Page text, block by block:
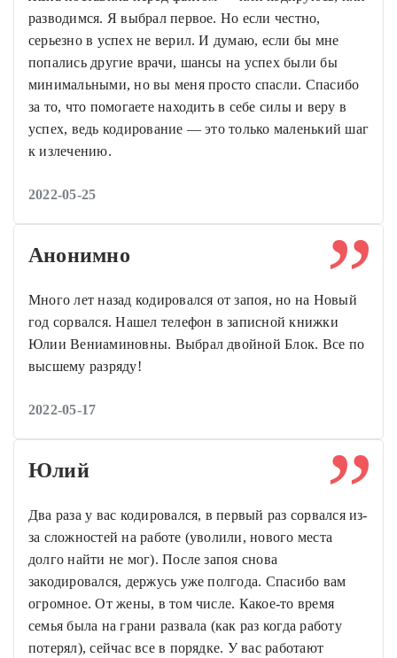
разводимся. Я выбрал первое. Но если честно,
серьезно в успех не верил. И думаю, если бы мне
попались другие врачи, шансы на успех были бы
минимальными, но вы меня просто спасли. Спасибо
за то, что помогаете находить в себе силы и веру в
успех, ведь кодирование — это только маленький шаг
к излечению.
2022-05-25
Анонимно
Много лет назад кодировался от запоя, но на Новый
год сорвался. Нашел телефон в записной книжки
Юлии Вениаминовны. Выбрал двойной Блок. Все по
высшему разряду!
2022-05-17
Юлий
Два раза у вас кодировался, в первый раз сорвался из-
за сложностей на работе (уволили, нового места
долго найти не мог). После запоя снова
закодировался, держусь уже полгода. Спасибо вам
огромное. От жены, в том числе. Какое-то время
семья была на грани развала (как раз когда работу
потерял), сейчас все в порядке. У вас работают